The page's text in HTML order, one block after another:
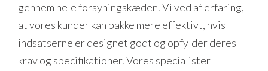
gennem hele forsyningskæden. Vi ved af erfaring,
at vores kunder kan pakke mere effektivt, hvis
indsatserne er designet godt og opfylder deres
krav og specifikationer. Vores specialister